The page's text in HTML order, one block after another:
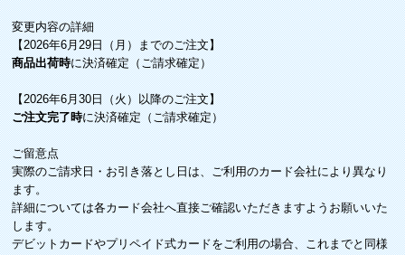
変更内容の詳細
【2026年6月29日（月）までのご注文】
商品出荷時に決済確定（ご請求確定）
【2026年6月30日（火）以降のご注文】
ご注文完了時に決済確定（ご請求確定）
ご留意点
実際のご請求日・お引き落とし日は、ご利用のカード会社により異なり
ます。
詳細については各カード会社へ直接ご確認いただきますようお願いいた
します。
デビットカードやプリペイド式カードをご利用の場合、これまでと同様